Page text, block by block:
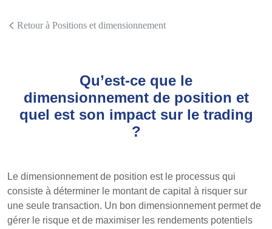
Retour à Positions et dimensionnement
Qu’est-ce que le
dimensionnement de position et
quel est son impact sur le trading
?
Le dimensionnement de position est le processus qui
consiste à déterminer le montant de capital à risquer sur
une seule transaction. Un bon dimensionnement permet de
gérer le risque et de maximiser les rendements potentiels